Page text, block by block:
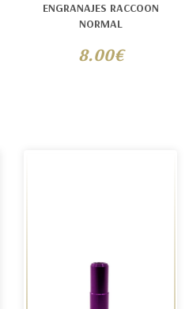
ENGRANAJES RACCOON
NORMAL
8.00€